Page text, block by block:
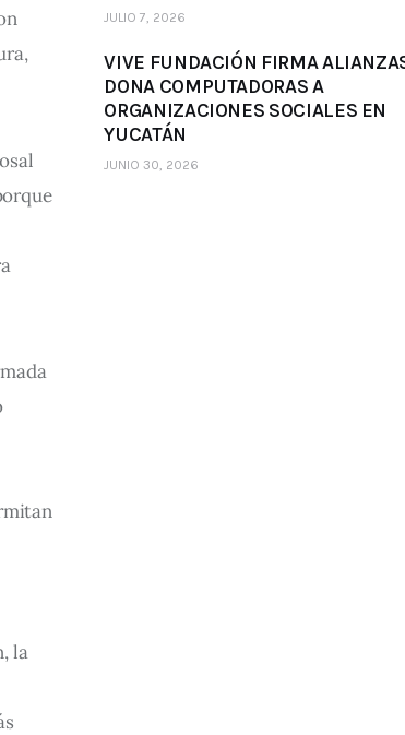
la
JULIO 7, 2026
VIVE FUNDACIÓN FIRMA
DONA COMPUTADORAS A
ORGANIZACIONES SOCIALES EN
YUCATÁN
JUNIO 30, 2026